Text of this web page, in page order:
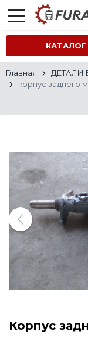
КАТАЛОГ
Главная ДЕТАЛИ
корпус заднего
Корпус